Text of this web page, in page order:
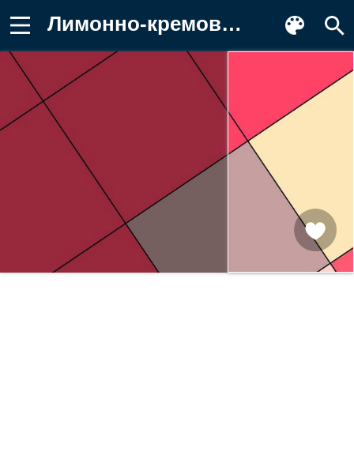
Лимонно-кремовый, material, papers Заставка на телефон